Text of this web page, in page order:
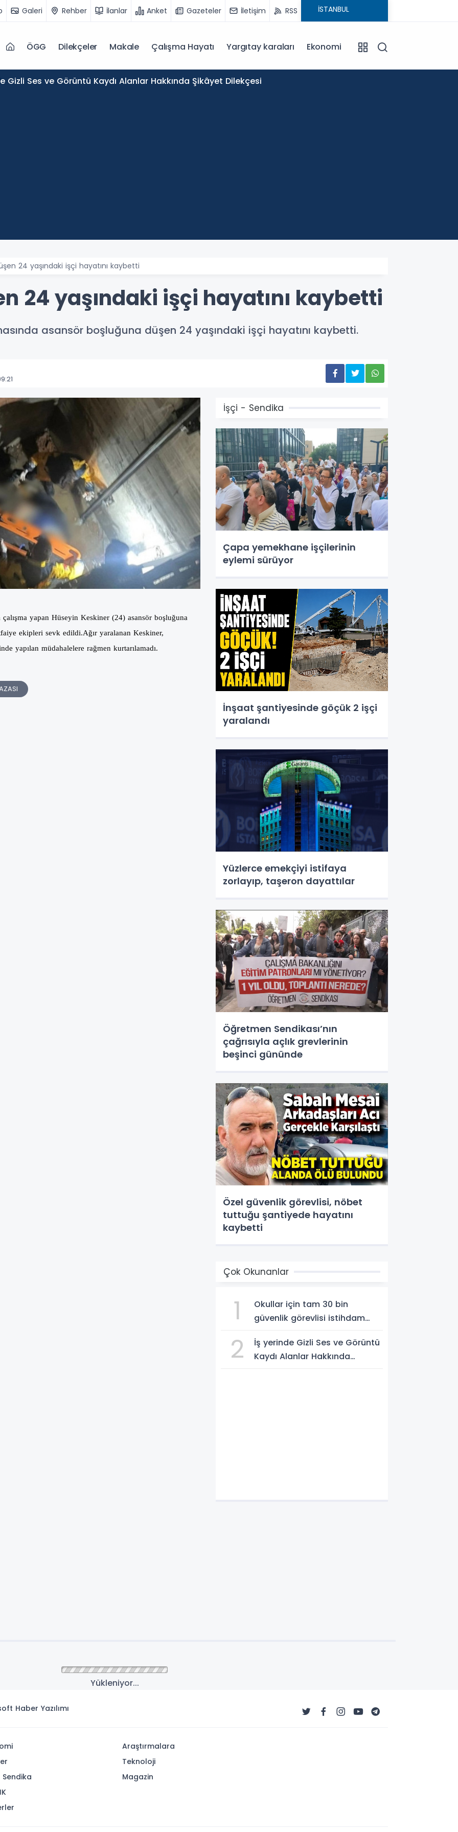
Galeri Rehber İlanlar Anket Gazeteler İletişim RSS
ÖGG Dilekçeler Makale Çalışma Hayatı Yargıtay karaları Ekonomi
Gizli Ses ve Görüntü Kaydı Alanlar Hakkında Şikâyet Dilekçesi
24 yaşındaki işçi hayatını kaybetti
24 yaşındaki işçi hayatını kaybetti
asansör boşluğuna düşen 24 yaşındaki işçi hayatını kaybetti.
yapan Hüseyin Keskiner (24) asansör boşluğuna
ekipleri sevk edildi.Ağır yaralanan Keskiner,
yapılan müdahalelere rağmen kurtarılamadı.
İşçi - Sendika
Çapa yemekhane işçilerinin
eylemi sürüyor
İnşaat şantiyesinde göçük 2 işçi
yaralandı
Yüzlerce emekçiyi istifaya
zorlayıp, taşeron dayattılar
Öğretmen Sendikası’nın
çağrısıyla açlık grevlerinin
beşinci gününde
Özel güvenlik görevlisi, nöbet
tuttuğu şantiyede hayatını
kaybetti
Çok Okunanlar
1
Okullar için tam 30 bin
güvenlik görevlisi istihdam
2
İş yerinde Gizli Ses ve Görüntü
Kaydı Alanlar Hakkında
Yükleniyor...
Haber Yazılımı
Araştırmalara
Teknoloji
Magazin